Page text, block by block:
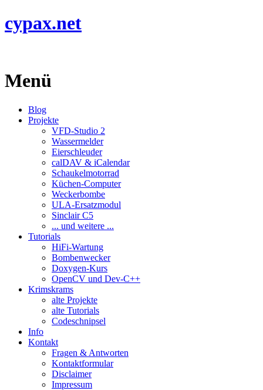
cypax.net
Menü
Blog
Projekte
VFD-Studio 2
Wassermelder
Eierschleuder
calDAV & iCalendar
Schaukelmotorrad
Küchen-Computer
Weckerbombe
ULA-Ersatzmodul
Sinclair C5
... und weitere ...
Tutorials
HiFi-Wartung
Bombenwecker
Doxygen-Kurs
OpenCV und Dev-C++
Krimskrams
alte Projekte
alte Tutorials
Codeschnipsel
Info
Kontakt
Fragen & Antworten
Kontaktformular
Disclaimer
Impressum